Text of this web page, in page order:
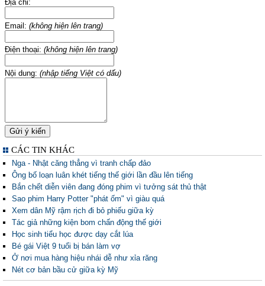
Địa chỉ:
Email: (không hiện lên trang)
Điện thoại: (không hiện lên trang)
Nội dung: (nhập tiếng Việt có dấu)
CÁC TIN KHÁC
Nga - Nhật căng thẳng vì tranh chấp đảo
Ông bố loạn luân khét tiếng thế giới lần đầu lên tiếng
Bắn chết diễn viên đang đóng phim vì tưởng sát thủ thật
Sao phim Harry Potter "phát ốm" vì giàu quá
Xem dân Mỹ rậm rịch đi bỏ phiếu giữa kỳ
Tác giả những kiện bom chấn động thế giới
Học sinh tiểu học được dạy cắt lúa
Bé gái Việt 9 tuổi bị bán làm vợ
Ở nơi mua hàng hiệu nhái dễ như xỉa răng
Nét cơ bản bầu cử giữa kỳ Mỹ